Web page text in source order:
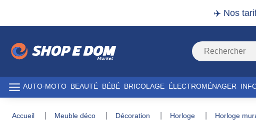
✈️ Nos
AUTO-MOTO BEAUTÉ BÉBÉ BRICOLAGE ÉLECTROMÉNAGER
accueil meuble déco décoration horloge horloge